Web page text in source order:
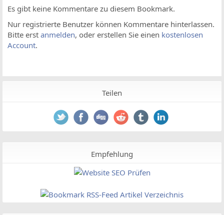
Es gibt keine Kommentare zu diesem Bookmark.
Nur registrierte Benutzer können Kommentare hinterlassen.
Bitte erst anmelden, oder erstellen Sie einen kostenlosen
Account.
Teilen
Empfehlung